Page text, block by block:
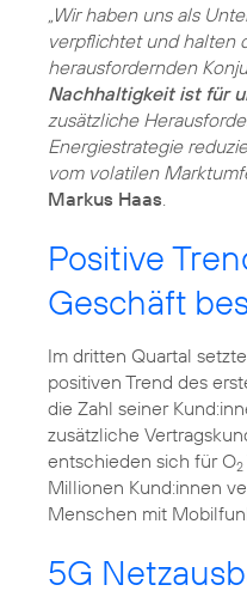
„Wir haben uns als
verpflichtet und halten
herausfordernden
Nachhaltigkeit ist für
zusätzliche
Energiestrategie
vom volatilen
Markus Haas
Positive
Geschäft
Im dritten Quartal
positiven Trend des
die Zahl seiner
zusätzliche
entschieden sich für O2
Millionen Kund:innen
Menschen mit
5G